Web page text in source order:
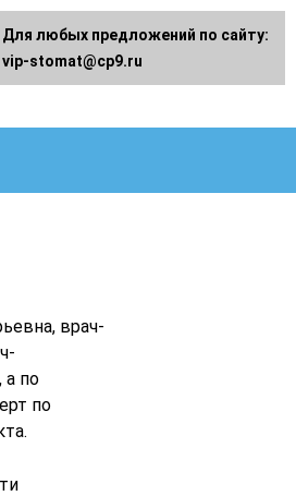
врач-
а по
по
Для любых предложений по сайту:
vip-stomat@cp9.ru